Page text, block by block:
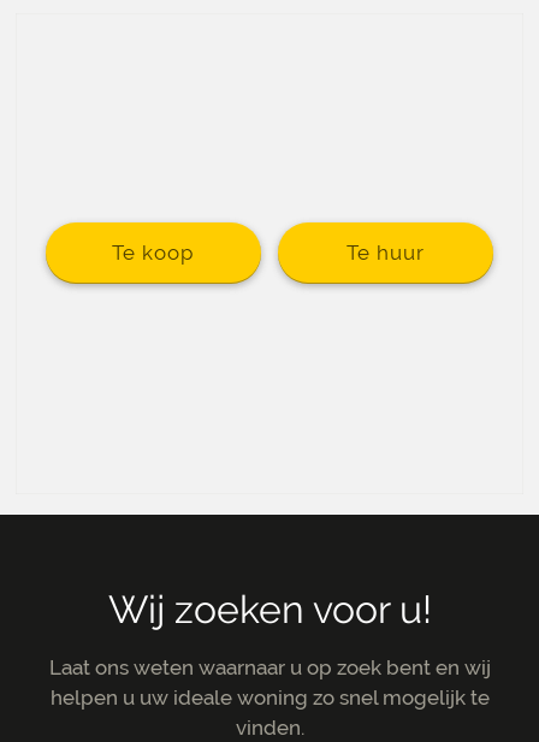
Te koop Te huur
Wij zoeken voor u!
Laat ons weten waarnaar u op zoek bent en wij
helpen u uw ideale woning zo snel mogelijk te
vinden.